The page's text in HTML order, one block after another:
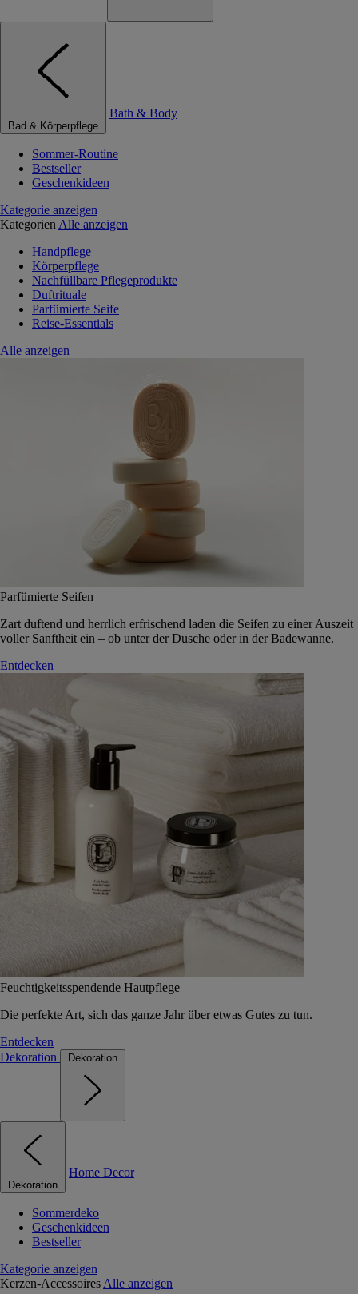
Bad & Körperpflege
Bath & Body
Sommer-Routine
Bestseller
Geschenkideen
Kategorie anzeigen
Kategorien Alle anzeigen
Handpflege
Körperpflege
Nachfüllbare Pflegeprodukte
Duftrituale
Parfümierte Seife
Reise-Essentials
Alle anzeigen
Parfümierte Seifen
Zart duftend und herrlich erfrischend laden die Seifen zu einer Auszeit
voller Sanftheit ein – ob unter der Dusche oder in der Badewanne.
Entdecken
Feuchtigkeitsspendende Hautpflege
Die perfekte Art, sich das ganze Jahr über etwas Gutes zu tun.
Entdecken
Dekoration
Dekoration
Dekoration
Home Decor
Sommerdeko
Geschenkideen
Bestseller
Kategorie anzeigen
Kerzen-Accessoires Alle anzeigen